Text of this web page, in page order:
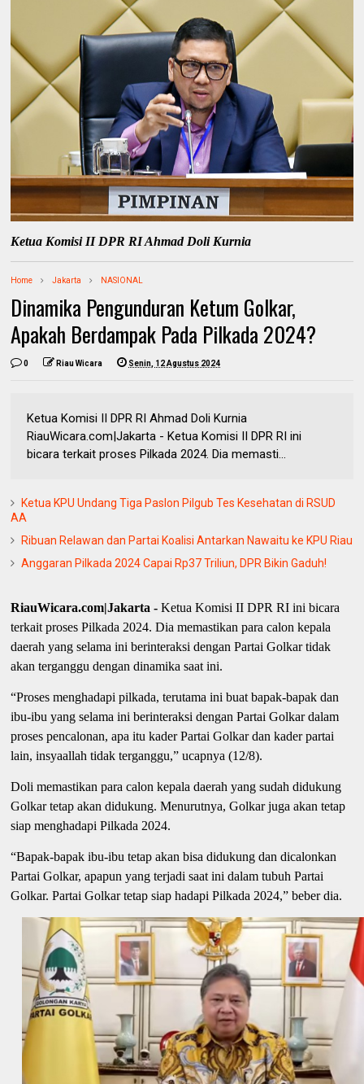
Ketua Komisi II DPR RI Ahmad Doli Kurnia
Home Jakarta NASIONAL
Dinamika Pengunduran Ketum Golkar,
Apakah Berdampak Pada Pilkada 2024?
0 Riau Wicara Senin, 12 Agustus 2024
Ketua Komisi II DPR RI Ahmad Doli Kurnia
RiauWicara.com|Jakarta - Ketua Komisi II DPR RI ini
bicara terkait proses Pilkada 2024. Dia memasti...
Ketua KPU Undang Tiga Paslon Pilgub Tes Kesehatan di RSUD
AA
Ribuan Relawan dan Partai Koalisi Antarkan Nawaitu ke KPU Riau
Anggaran Pilkada 2024 Capai Rp37 Triliun, DPR Bikin Gaduh!
RiauWicara.com|Jakarta -Ketua Komisi II DPR RI ini bicara
terkait proses Pilkada 2024. Dia memastikan para calon kepala
daerah yang selama ini berinteraksi dengan Partai Golkar tidak
akan terganggu dengan dinamika saat ini.
“Proses menghadapi pilkada, terutama ini buat bapak-bapak dan
ibu-ibu yang selama ini berinteraksi dengan Partai Golkar dalam
proses pencalonan, apa itu kader Partai Golkar dan kader partai
lain, insyaallah tidak terganggu,” ucapnya (12/8).
Doli memastikan para calon kepala daerah yang sudah didukung
Golkar tetap akan didukung. Menurutnya, Golkar juga akan tetap
siap menghadapi Pilkada 2024.
“Bapak-bapak ibu-ibu tetap akan bisa didukung dan dicalonkan
Partai Golkar, apapun yang terjadi saat ini dalam tubuh Partai
Golkar. Partai Golkar tetap siap hadapi Pilkada 2024,” beber dia.